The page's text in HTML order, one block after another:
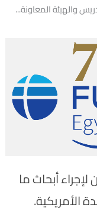
والهيئة المعاونة...
لإجراء أبحاث ما
الأمريكية.